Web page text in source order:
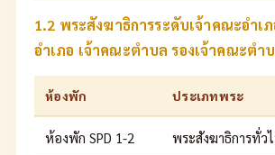
1.2 พระสังฆาธิการระดับเจ้าคณะอำเ
อำเภอ เจ้าคณะตำบล รองเจ้าคณะตำ
ห้องพัก ประเภทพระ
ห้องพัก SPD 1-2 พระสังฆาธิการทั่ว